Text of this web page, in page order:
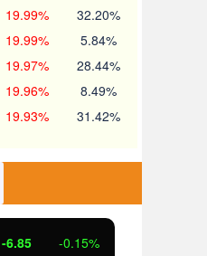
19.99% 32.20%
19.99% 5.84%
19.97% 28.44%
19.96% 8.49%
19.93% 31.42%
3.42 0.30%